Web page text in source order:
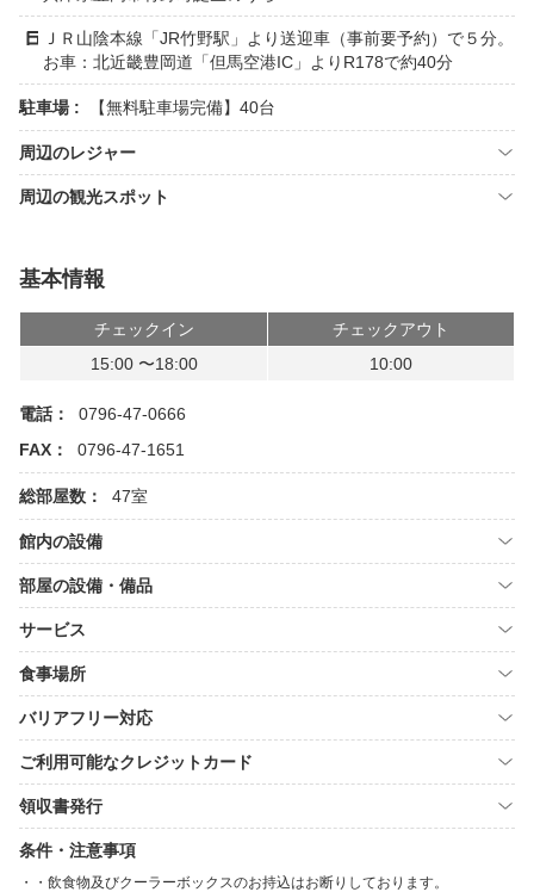
ＪＲ山陰本線「JR竹野駅」より送迎車（事前要予約）で５分。
お車：北近畿豊岡道「但馬空港IC」よりR178で約40分
駐車場 : 【無料駐車場完備】40台
周辺のレジャー
周辺の観光スポット
基本情報
チェックイン
チェックアウト
15:00 〜18:00
10:00
電話：
0796-47-0666
FAX：
0796-47-1651
総部屋数： 47室
館内の設備
部屋の設備・備品
サービス
食事場所
バリアフリー対応
ご利用可能なクレジットカード
領収書発行
条件・注意事項
・飲食物及びクーラーボックスのお持込はお断りしております。